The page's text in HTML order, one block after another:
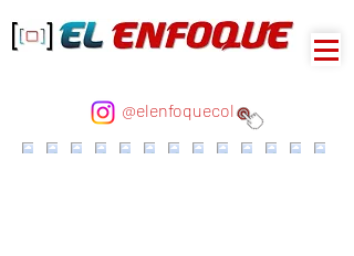
@elenfoquecol